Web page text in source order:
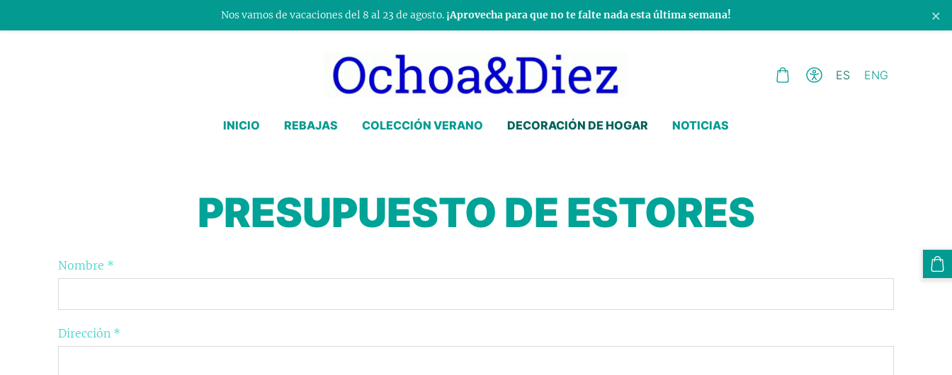
Nos vamos de vacaciones del 8 al 23 de agosto. ¡Aprovecha para que no te falte nada esta última semana! ×
INICIO REBAJAS COLECCIÓN VERANO DECORACIÓN DE HOGAR NOTICIAS
ES ENG
PRESUPUESTO DE ESTORES
Nombre *
Dirección *